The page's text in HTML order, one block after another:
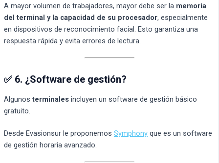
A mayor volumen de trabajadores, mayor debe ser la memoria
del terminal y la capacidad de su procesador, especialmente
en dispositivos de reconocimiento facial. Esto garantiza una
respuesta rápida y evita errores de lectura.
✅ 6. ¿Software de gestión?
Algunosterminales incluyen un software de gestión básico
gratuito.
Desde Evasionsur le proponemos Symphony que es un software
de gestión horaria avanzado.